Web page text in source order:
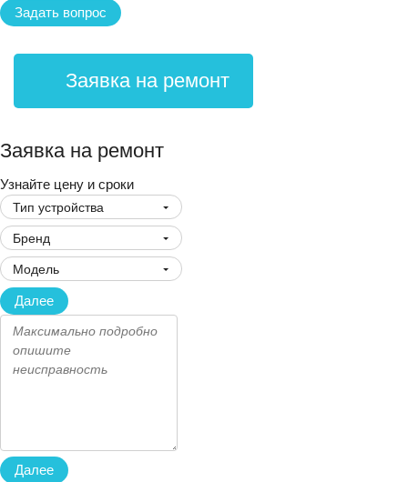
Задать вопрос
Заявка на ремонт
Заявка на ремонт
Узнайте цену и сроки
Тип устройства
Бренд
Модель
Далее
Далее